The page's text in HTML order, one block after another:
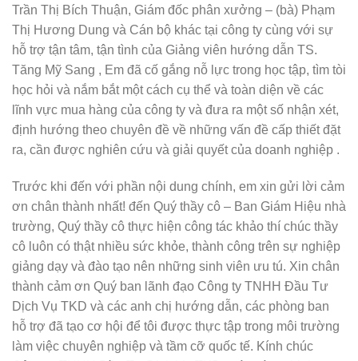
Trần Thị Bích Thuận, Giám đốc phân xưởng – (bà) Phạm
Thị Hương Dung và Cán bộ khác tại công ty cùng với sự
hỗ trợ tận tâm, tận tình của Giảng viên hướng dẫn TS.
Tăng Mỹ Sang , Em đã cố gắng nỗ lực trong học tập, tìm tòi
học hỏi và nắm bắt một cách cụ thể và toàn diện về các
lĩnh vực mua hàng của công ty và đưa ra một số nhận xét,
định hướng theo chuyên đề về những vấn đề cấp thiết đặt
ra, cần được nghiên cứu và giải quyết của doanh nghiệp .
Trước khi đến với phần nội dung chính, em xin gửi lời cảm
ơn chân thành nhất! đến Quý thầy cô – Ban Giám Hiệu nhà
trường, Quý thầy cô thực hiện công tác khảo thí chúc thầy
cô luôn có thật nhiều sức khỏe, thành công trên sự nghiệp
giảng dạy và đào tạo nên những sinh viên ưu tú. Xin chân
thành cảm ơn Quý ban lãnh đạo Công ty TNHH Đầu Tư
Dịch Vụ TKD và các anh chị hướng dẫn, các phòng ban
hỗ trợ đã tạo cơ hội để tôi được thực tập trong môi trường
làm việc chuyên nghiệp và tầm cỡ quốc tế. Kính chúc